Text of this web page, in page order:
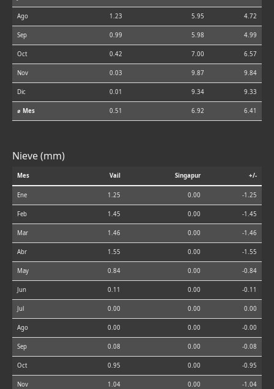
Ago 1.23 5.95 4.72
Sep 0.99 5.98 4.99
Oct 0.42 7.00 6.57
Nov 0.03 9.87 9.84
Dic 0.01 9.34 9.33
⌀ Mes 0.51 6.92 6.41
Nieve (mm)
Mes Vail Singapur +/-
Ene 1.25 0.00 -1.25
Feb 1.45 0.00 -1.45
Mar 1.46 0.00 -1.46
Abr 1.55 0.00 -1.55
May 0.84 0.00 -0.84
Jun 0.11 0.00 -0.11
Jul 0.00 0.00 0.00
Ago 0.00 0.00 -0.00
Sep 0.08 0.00 -0.08
Oct 0.95 0.00 -0.95
Nov 1.04 0.00 -1.04